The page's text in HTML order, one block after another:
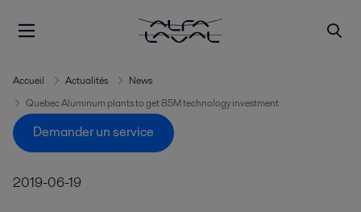
Accueil Actualités
News
Quebec Aluminum plants to get 85M technology investment
Demander un service
2019-06-19